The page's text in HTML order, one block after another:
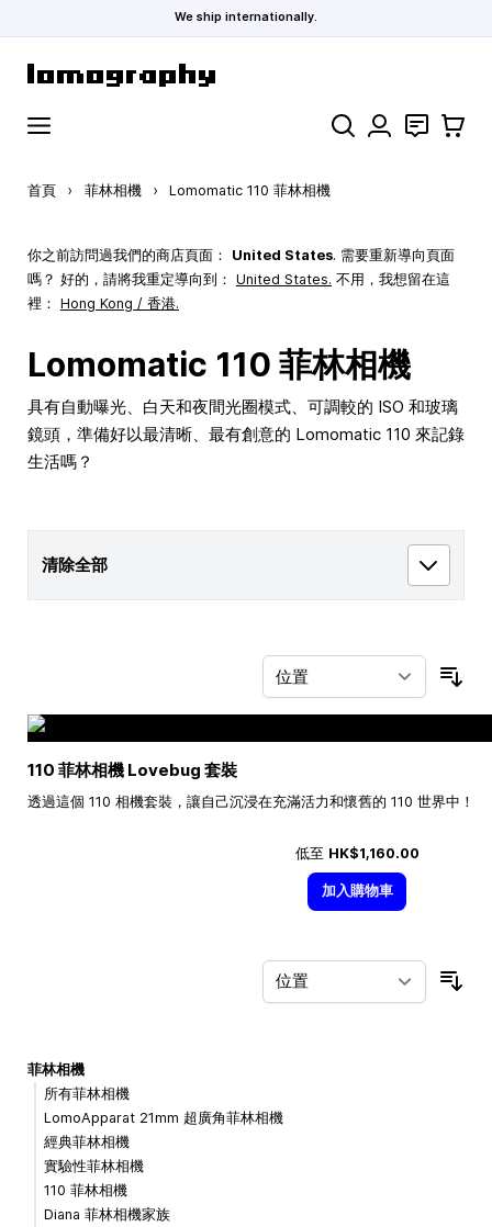
We ship internationally.
搜索 聯絡 購物車
首頁 › 菲林相機 › Lomomatic 110 菲林相機
你之前訪問過我們的商店頁面： United States. 需要重新導向頁面
嗎？ 好的，請將我重定導向到： United States. 不用，我想留在這
裡： Hong Kong / 香港.
Lomomatic 110 菲林相機
具有自動曝光、白天和夜間光圈模式、可調較的 ISO 和玻璃
鏡頭，準備好以最清晰、最有創意的 Lomomatic 110 來記錄
生活嗎？
清除全部
110 菲林相機 Lovebug 套裝
透過這個 110 相機套裝，讓自己沉浸在充滿活力和懷舊的 110 世界中！
低至 HK$1,160.00
加入購物車
菲林相機
所有菲林相機
LomoApparat 21mm 超廣角菲林相機
經典菲林相機
實驗性菲林相機
110 菲林相機
Diana 菲林相機家族